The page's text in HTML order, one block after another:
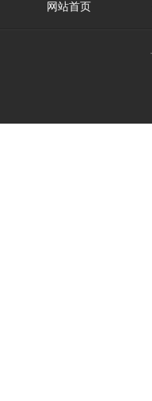
网站首页